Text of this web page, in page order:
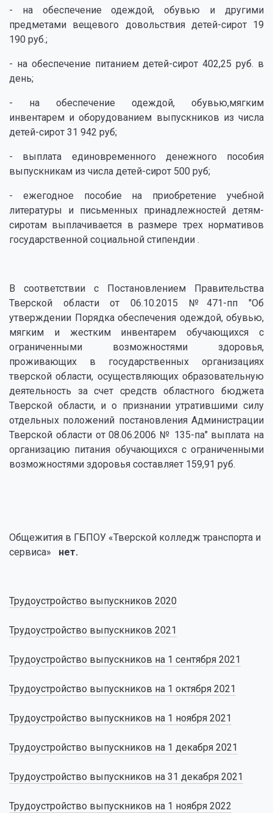
- на обеспечение одеждой, обувью и другими
предметами вещевого довольствия детей-сирот 19
190 руб.;
- на обеспечение питанием детей-сирот 402,25 руб. в
день;
- на обеспечение одеждой, обувью,мягким
инвентарем и оборудованием выпускников из числа
детей-сирот 31 942 руб;
- выплата единовременного денежного пособия
выпускникам из числа детей-сирот 500 руб;
- ежегодное пособие на приобретение учебной
литературы и письменных принадлежностей детям-
сиротам выплачивается в размере трех нормативов
государственной социальной стипендии .
В соответствии с Постановлением Правительства
Тверской области от 06.10.2015 №471-пп "Об
утверждении Порядка обеспечения одеждой, обувью,
мягким и жестким инвентарем обучающихся с
ограниченными возможностями здоровья,
проживающих в государственных организациях
тверской области, осуществляющих образовательную
деятельность за счет средств областного бюджета
Тверской области, и о признании утратившими силу
отдельных положений постановления Администрации
Тверской области от 08.06.2006 № 135-па" выплата на
организацию питания обучающихся с ограниченными
возможностями здоровья составляет 159,91 руб.
Общежития в ГБПОУ «Тверской колледж транспорта и
сервиса» нет.
Трудоустройство выпускников 2020
Трудоустройство выпускников 2021
Трудоустройство выпускников на 1 сентября 2021
Трудоустройство выпускников на 1 октября 2021
Трудоустройство выпускников на 1 ноября 2021
Трудоустройство выпускников на 1 декабря 2021
Трудоустройство выпускников на 31 декабря 2021
Трудоустройство выпускников на 1 ноября 2022